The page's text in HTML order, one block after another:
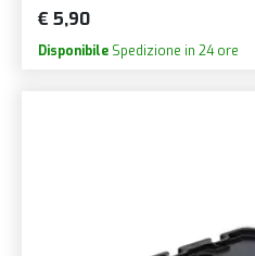
€ 5,90
Disponibile Spedizione in 24 ore